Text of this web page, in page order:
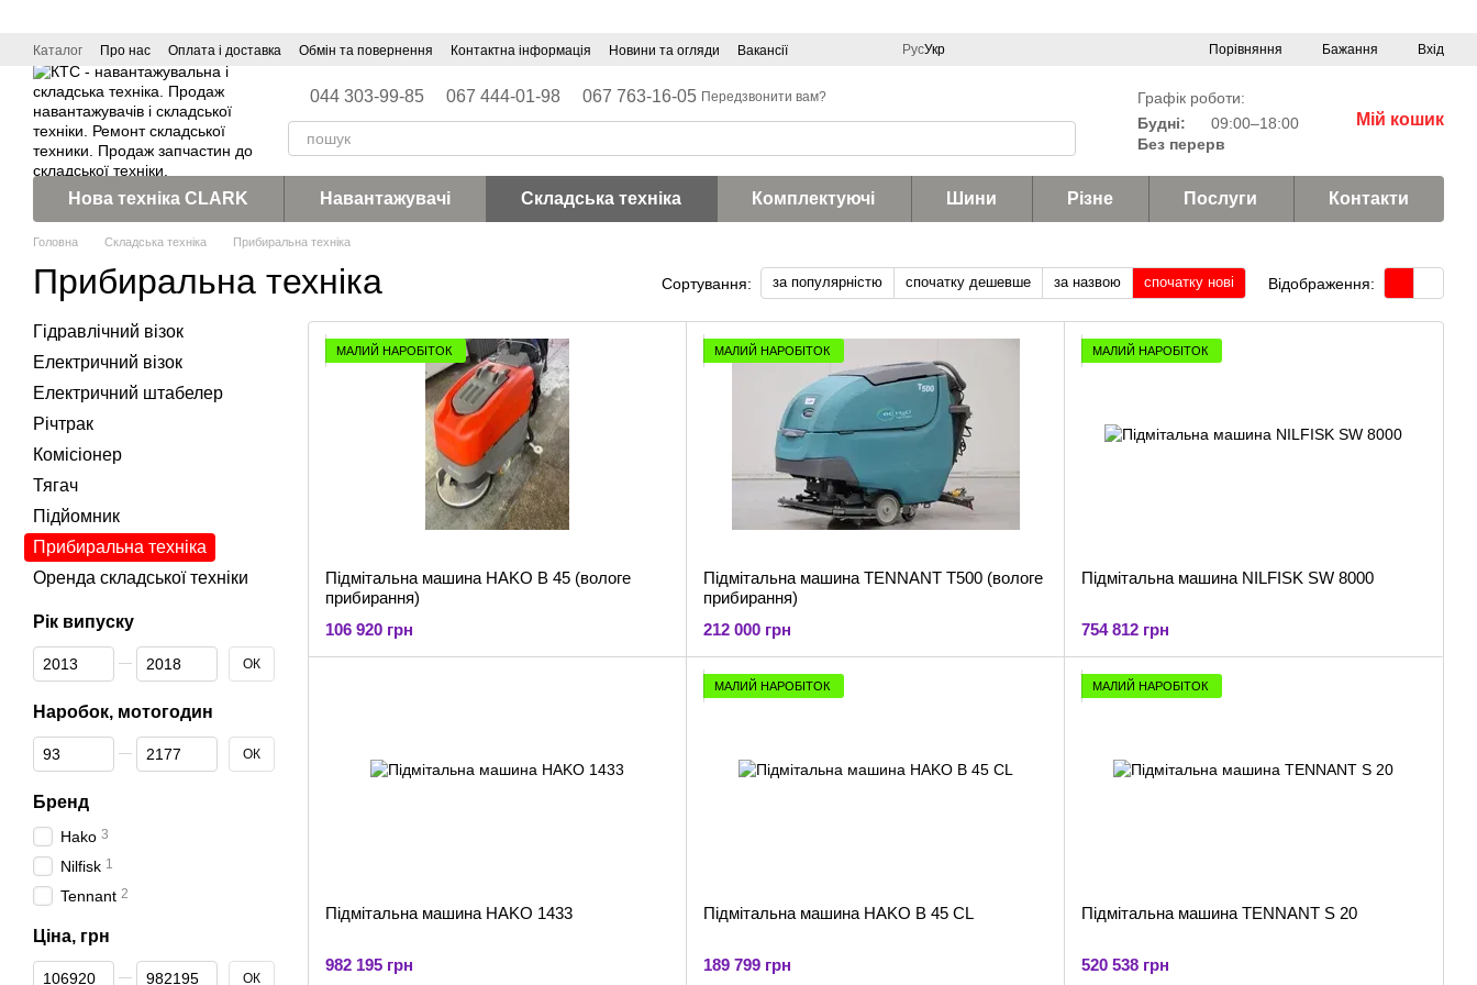
Каталог Про нас Оплата і доставка Обмін та повернення Контактна інформація Новини та огляди Вакансії РусУкр Порівняння Бажання Вхід
044 303-99-85 067 444-01-98 067 763-16-05 Передзвонити вам?
Графік роботи:
Будні:
09:00–18:00
Без перерв
Мій кошик
Нова техніка CLARK Навантажувачі Складська техніка Комплектуючі Шини Різне Послуги Контакти
Головна Складська техніка Прибиральна техніка
Прибиральна техніка Сортування: за популярністю спочатку дешевше за назвою спочатку нові Відображення:
МАЛИЙ НАРОБІТОК
Підмітальна машина HAKO B 45 (вологе
прибирання)
106 920 грн
МАЛИЙ НАРОБІТОК
Підмітальна машина TENNANT T500 (вологе
прибирання)
212 000 грн
МАЛИЙ НАРОБІТОК
Підмітальна машина NILFISK SW 8000
754 812 грн
Підмітальна машина HAKO 1433
982 195 грн
МАЛИЙ НАРОБІТОК
Підмітальна машина HAKO B 45 CL
189 799 грн
МАЛИЙ НАРОБІТОК
Підмітальна машина TENNANT S 20
520 538 грн
Гідравлічний візок
Електричний візок
Електричний штабелер
Річтрак
Комісіонер
Тягач
Підйомник
Прибиральна техніка
Оренда складської техніки
Рік випуску
Від Рік випуску
До Рік випуску ОК
Наробок, мотогодин
Від Наробок, мотогодин
До Наробок, мотогодин ОК
Бренд
Hako 3
Nilfisk 1
Tennant 2
Ціна, грн
Від Ціна, грн
До Ціна, грн ОК